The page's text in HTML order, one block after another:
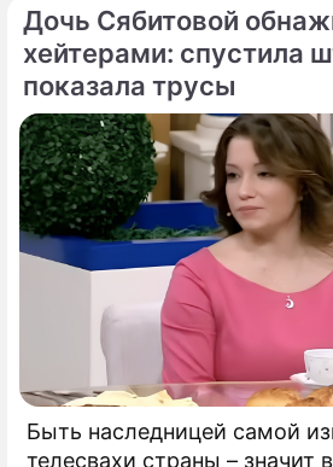
угрозе: в страну могут
и смертоносный вирус
Дочь Сябитовой
хейтерами: спустила
показала трусы
Быть наследницей самой
телесвахи страны – значит